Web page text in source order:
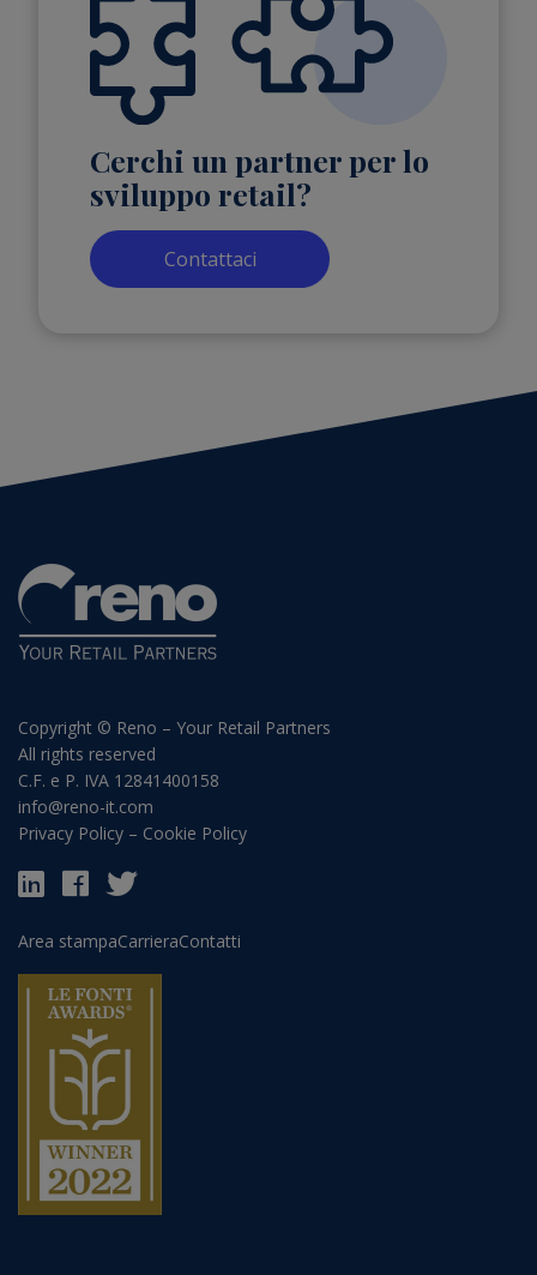
Cerchi un partner per lo
sviluppo retail?
Contattaci
Copyright © Reno – Your Retail Partners
All rights reserved
C.F. e P. IVA 12841400158
info@reno-it.com
Privacy Policy – Cookie Policy
Area stampaCarrieraContatti